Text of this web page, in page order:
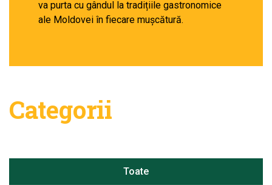
va purta cu gândul la tradițiile gastronomice
ale Moldovei în fiecare mușcătură.
Categorii
Toate